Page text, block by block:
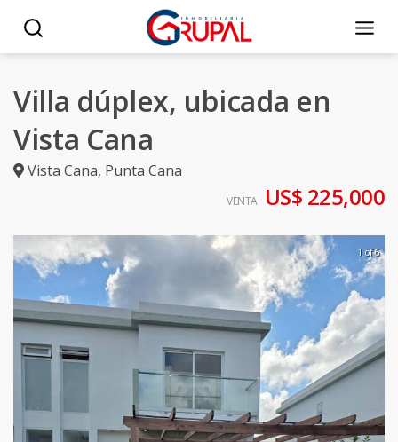
Villa dúplex, ubicada en
Vista Cana
Vista Cana, Punta Cana
VENTA US$ 225,000
1 of 6